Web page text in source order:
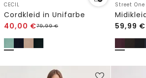
CECIL
Cordkleid in Unifarbe
40,00 €79,99€
Street One
59,99 €